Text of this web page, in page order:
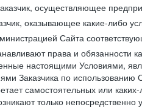
осуществляющее
оказывающее какие-либо
Сайта
права и обязанности
настоящими Условиями,
Заказчика по использованию
самостоятельных или
только